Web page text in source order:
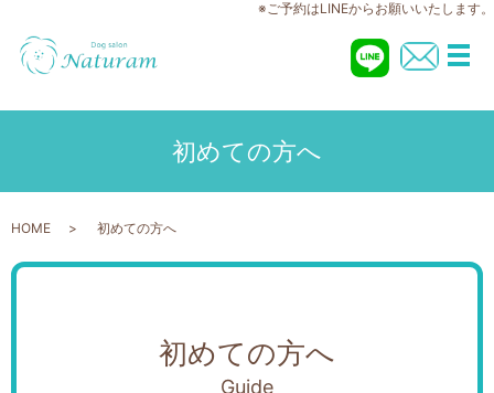
※ご予約はLINEからお願いいたします。
メ
初めての方へ
HOME 初めての方へ
初めての方へ
Guide